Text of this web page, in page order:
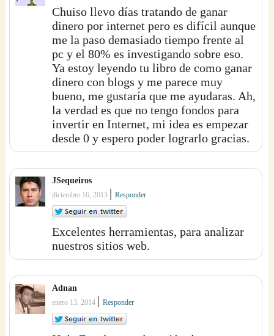
Chuiso llevo días tratando de ganar
dinero por internet pero es difícil aunque
me la paso demasiado tiempo frente al
pc y el 80% es investigando sobre eso.
Ya estoy leyendo tu libro de como ganar
dinero con blogs y me parece muy
bueno, me gustaría que me ayudaras. Ah,
la verdad es que no tengo fondos para
invertir en Internet, mi idea es empezar
desde 0 y espero poder lograrlo gracias.
JSequeiros
diciembre 16, 2013 |Responder
Excelentes herramientas, para analizar
nuestros sitios web.
Adnan
enero 13, 2014 |Responder